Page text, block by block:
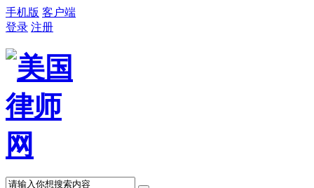
手机版 客户端
登录 注册